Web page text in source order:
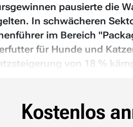
pausierte die
In schwächeren
im Bereich
für Hunde und
von 18 %
Kostenlos